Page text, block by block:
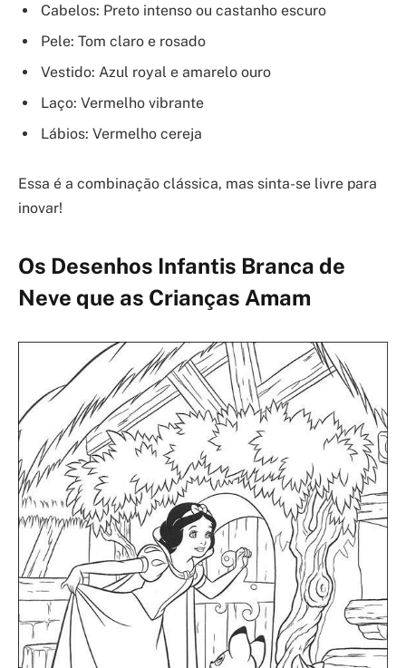
Cabelos: Preto intenso ou castanho escuro
Pele: Tom claro e rosado
Vestido: Azul royal e amarelo ouro
Laço: Vermelho vibrante
Lábios: Vermelho cereja
Essa é a combinação clássica, mas sinta-se livre para
inovar!
Os Desenhos Infantis Branca de
Neve que as Crianças Amam